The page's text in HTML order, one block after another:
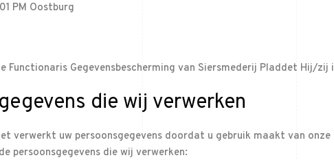
PM Oostburg
Functionaris Gegevensbescherming van Siersmederij Pladdet Hij/
die wij verwerken
verwerkt uw persoonsgegevens doordat u gebruik maakt van
persoonsgegevens die wij verwerken: